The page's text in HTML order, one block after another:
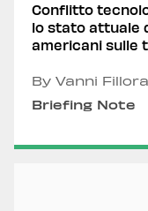
Conflitto
lo stato attuale
americani sulle
By Vanni
Briefing Note